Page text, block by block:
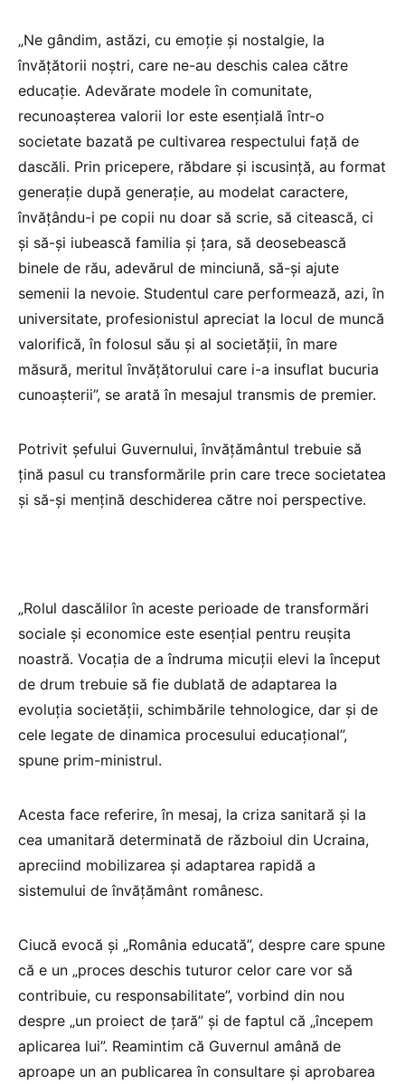
„Ne gândim, astăzi, cu emoţie şi nostalgie, la
învăţătorii noştri, care ne-au deschis calea către
educaţie. Adevărate modele în comunitate,
recunoaşterea valorii lor este esenţială într-o
societate bazată pe cultivarea respectului faţă de
dascăli. Prin pricepere, răbdare şi iscusinţă, au format
generaţie după generaţie, au modelat caractere,
învăţându-i pe copii nu doar să scrie, să citească, ci
şi să-şi iubească familia şi ţara, să deosebească
binele de rău, adevărul de minciună, să-şi ajute
semenii la nevoie. Studentul care performează, azi, în
universitate, profesionistul apreciat la locul de muncă
valorifică, în folosul său şi al societăţii, în mare
măsură, meritul învăţătorului care i-a insuflat bucuria
cunoaşterii”, se arată în mesajul transmis de premier.
Potrivit şefului Guvernului, învăţământul trebuie să
ţină pasul cu transformările prin care trece societatea
şi să-şi menţină deschiderea către noi perspective.
„Rolul dascălilor în aceste perioade de transformări
sociale şi economice este esenţial pentru reuşita
noastră. Vocaţia de a îndruma micuţii elevi la început
de drum trebuie să fie dublată de adaptarea la
evoluţia societăţii, schimbările tehnologice, dar şi de
cele legate de dinamica procesului educaţional”,
spune prim-ministrul.
Acesta face referire, în mesaj, la criza sanitară şi la
cea umanitară determinată de războiul din Ucraina,
apreciind mobilizarea şi adaptarea rapidă a
sistemului de învăţământ românesc.
Ciucă evocă și „România educată”, despre care spune
că e un „proces deschis tuturor celor care vor să
contribuie, cu responsabilitate”, vorbind din nou
despre „un proiect de țară” și de faptul că „începem
aplicarea lui”. Reamintim că Guvernul amână de
aproape un an publicarea în consultare și aprobarea